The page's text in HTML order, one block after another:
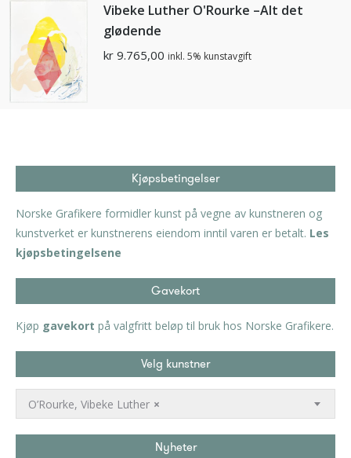
Vibeke Luther O'Rourke –Alt det
glødende
kr 9.765,00 inkl. 5% kunstavgift
Kjøpsbetingelser
Norske Grafikere formidler kunst på vegne av kunstneren og
kunstverket er kunstnerens eiendom inntil varen er betalt. Les
kjøpsbetingelsene
Gavekort
Kjøp gavekort på valgfritt beløp til bruk hos Norske Grafikere.
Velg kunstner
×
O’Rourke, Vibeke Luther
Nyheter